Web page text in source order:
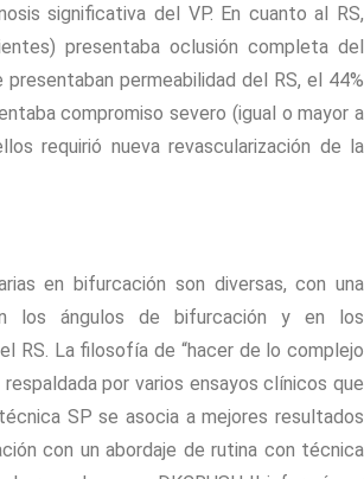
significativa del VP. En cuanto al RS,
presentaba oclusión completa del
presentaban permeabilidad del RS, el 44%
compromiso severo (igual o mayor a
requirió nueva revascularización de la
en bifurcación son diversas, con una
los ángulos de bifurcación y en los
RS. La filosofía de “hacer de lo complejo
por varios ensayos clínicos que
SP se asocia a mejores resultados
con un abordaje de rutina con técnica